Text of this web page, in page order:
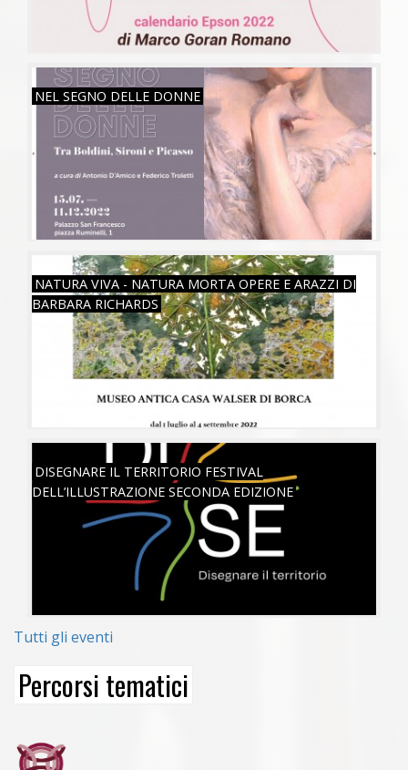
NEL SEGNO DELLE DONNE
VEN, 15/07/2022
NATURA VIVA - NATURA MORTA OPERE E ARAZZI DI
BARBARA RICHARDS
VEN, 01/07/2022
DISEGNARE IL TERRITORIO FESTIVAL
DELL’ILLUSTRAZIONE SECONDA EDIZIONE
Tutti gli eventi
Percorsi tematici